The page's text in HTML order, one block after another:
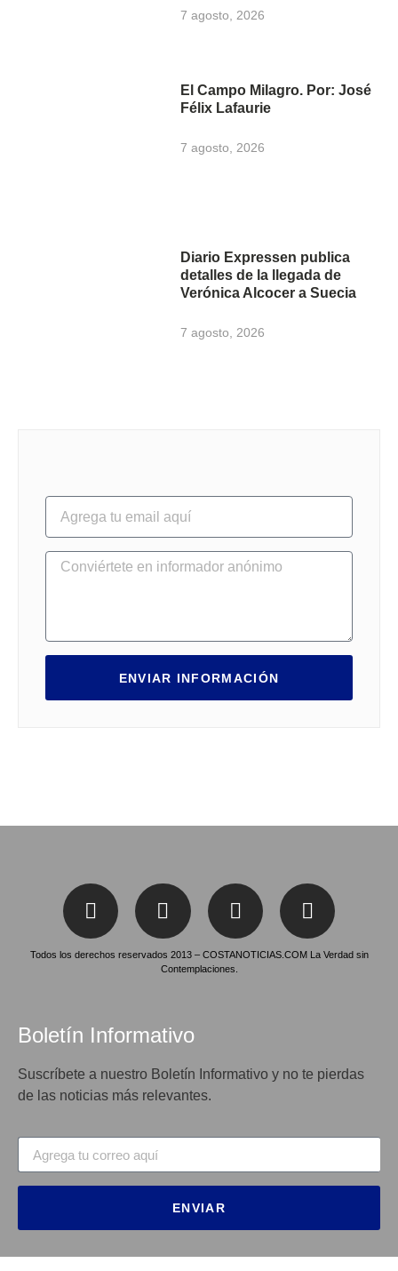
7 agosto, 2026
El Campo Milagro. Por: José
Félix Lafaurie
7 agosto, 2026
Diario Expressen publica
detalles de la llegada de
Verónica Alcocer a Suecia
7 agosto, 2026
ENVIAR INFORMACIÓN
Todos los derechos reservados 2013 – COSTANOTICIAS.COM La Verdad sin
Contemplaciones.
Boletín Informativo
Suscríbete a nuestro Boletín Informativo y no te pierdas
de las noticias más relevantes.
ENVIAR